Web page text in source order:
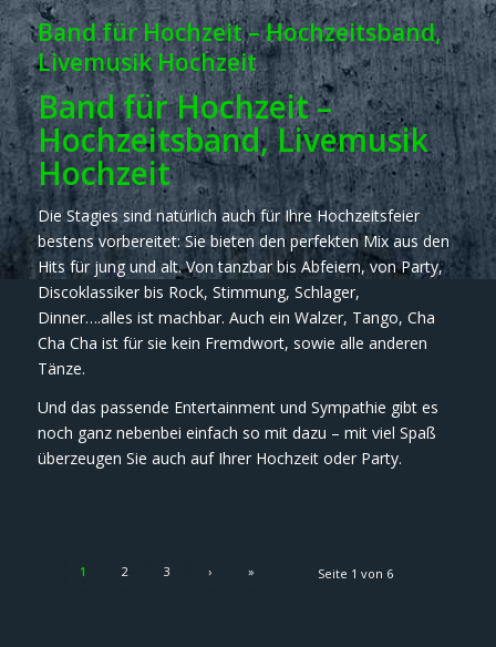
Band für Hochzeit – Hochzeitsband,
Livemusik Hochzeit
Band für Hochzeit –
Hochzeitsband, Livemusik
Hochzeit
Die Stagies sind natürlich auch für Ihre Hochzeitsfeier
bestens vorbereitet: Sie bieten den perfekten Mix aus den
Hits für jung und alt. Von tanzbar bis Abfeiern, von Party,
Discoklassiker bis Rock, Stimmung, Schlager,
Dinner….alles ist machbar. Auch ein Walzer, Tango, Cha
Cha Cha ist für sie kein Fremdwort, sowie alle anderen
Tänze.
Und das passende Entertainment und Sympathie gibt es
noch ganz nebenbei einfach so mit dazu – mit viel Spaß
überzeugen Sie auch auf Ihrer Hochzeit oder Party.
Seite 1 von 6
1 2 3 › »